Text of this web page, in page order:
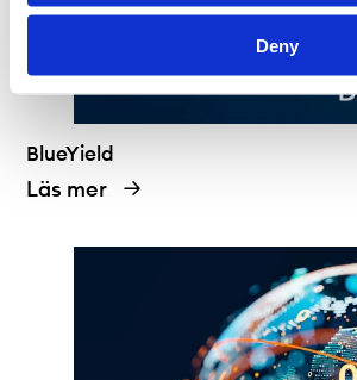
Deny
BlueYield
Läs mer